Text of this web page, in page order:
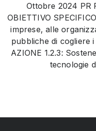
Ottobre 2024 PR
OBIETTIVO
imprese, alle
pubbliche di cogliere
AZIONE 1.2.3:
tecnologie